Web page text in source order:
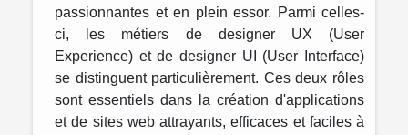
passionnantes et en plein essor. Parmi celles-
ci, les métiers de designer UX (User
Experience) et de designer UI (User Interface)
se distinguent particulièrement. Ces deux rôles
sont essentiels dans la création d'applications
et de sites web attrayants, efficaces et faciles à